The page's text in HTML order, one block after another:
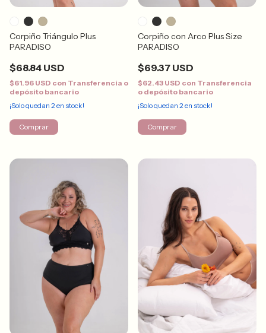
Corpiño Triángulo Plus
PARADISO
$68.84 USD
$61.96 USD con Transferencia o
depósito bancario
¡Solo quedan 2en stock!
Comprar
Corpiño con Arco Plus Size
PARADISO
$69.37 USD
$62.43 USD con Transferencia
o depósito bancario
¡Solo quedan 2en stock!
Comprar